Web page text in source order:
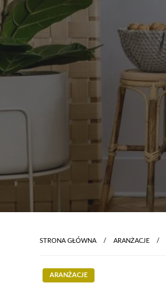
STRONA GŁÓWNA ARANŻACJE
ARANŻACJE